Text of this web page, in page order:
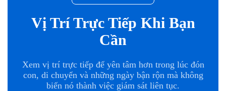
Vị Trí Trực Tiếp Khi Bạn
Cần
Xem vị trí trực tiếp để yên tâm hơn trong lúc đón
con, di chuyển và những ngày bận rộn mà không
biến nó thành việc giám sát liên tục.